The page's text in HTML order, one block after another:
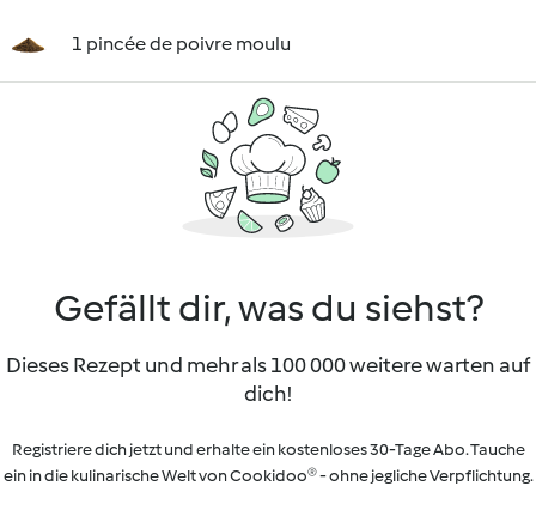
1 pincée de poivre moulu
Gefällt dir, was du siehst?
Dieses Rezept und mehr als 100 000 weitere warten auf
dich!
Registriere dich jetzt und erhalte ein kostenloses 30-Tage Abo. Tauche
ein in die kulinarische Welt von Cookidoo® - ohne jegliche Verpflichtung.